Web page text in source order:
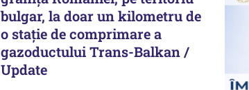
bulgar, la doar un kilometru de
o stație de comprimare a
gazoductului Trans-Balkan /
Update